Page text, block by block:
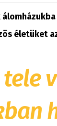
életüket